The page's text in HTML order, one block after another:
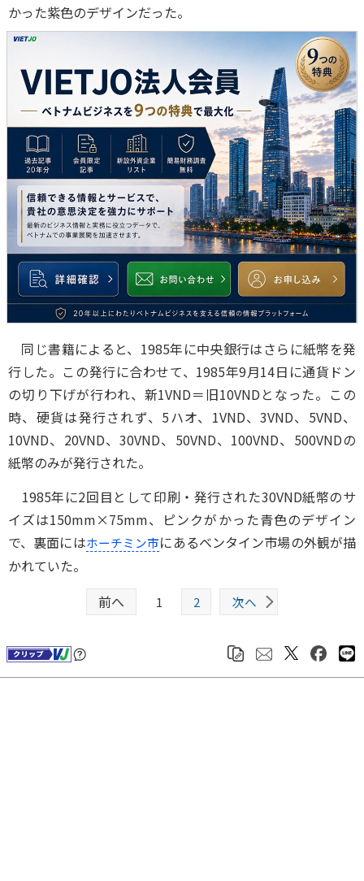
かった紫色のデザインだった。
同じ書籍によると、1985年に中央銀行はさらに紙幣を発
行した。この発行に合わせて、1985年9月14日に通貨ドン
の切り下げが行われ、新1VND＝旧10VNDとなった。この
時、硬貨は発行されず、5ハオ、1VND、3VND、5VND、
10VND、20VND、30VND、50VND、100VND、500VNDの
紙幣のみが発行された。
1985年に2回目として印刷・発行された30VND紙幣のサ
イズは150mm×75mm、ピンクがかった青色のデザイン
で、裏面にはホーチミン市にあるベンタイン市場の外観が描
かれていた。
前へ
1 2 次へ